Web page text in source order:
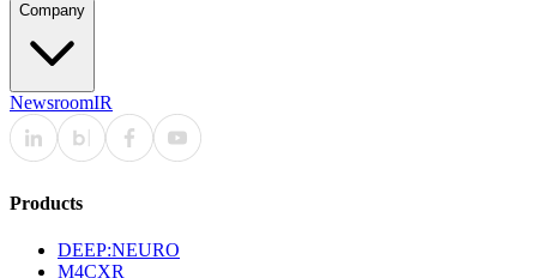
Company
NewsroomIR
Products
DEEP:NEURO
M4CXR